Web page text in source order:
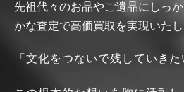
先祖代々のお品やご遺品にしっ
かな査定で高価買取を実現いた
「文化をつないで残していき